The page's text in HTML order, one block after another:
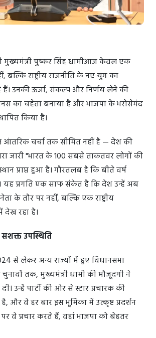
मुख्यमंत्री पुष्कर सिंह धामीआज केवल एक
बल्कि राष्ट्रीय राजनीति के नए युग का
हैं। उनकी ऊर्जा, संकल्प और निर्णय लेने की
का चहेता बनाया है और भाजपा के भरोसेमंद
किया है।
चर्चा तक सीमित नहीं है — देश की
जारी "भारत के 100 सबसे ताकतवर लोगों की
प्राप्त हुआ है। गौरतलब है कि बीते वर्ष
यह प्रगति एक साफ संकेत है कि देश उन्हें अब
के तौर पर नहीं, बल्कि एक राष्ट्रीय
देख रहा है।
सशक्त उपस्थिति
से लेकर अन्य राज्यों में हुए विधानसभा
तक, मुख्यमंत्री धामी की मौजूदगी ने
उन्हें पार्टी की ओर से स्टार प्रचारक की
है, और वे हर बार इस भूमिका में उत्कृष्ट प्रदर्शन
वे प्रचार करते हैं, वहां भाजपा को बेहतर